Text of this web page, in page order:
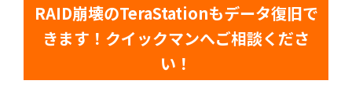
RAID崩壊のTeraStationもデータ復旧で
きます！クイックマンへご相談くださ
い！